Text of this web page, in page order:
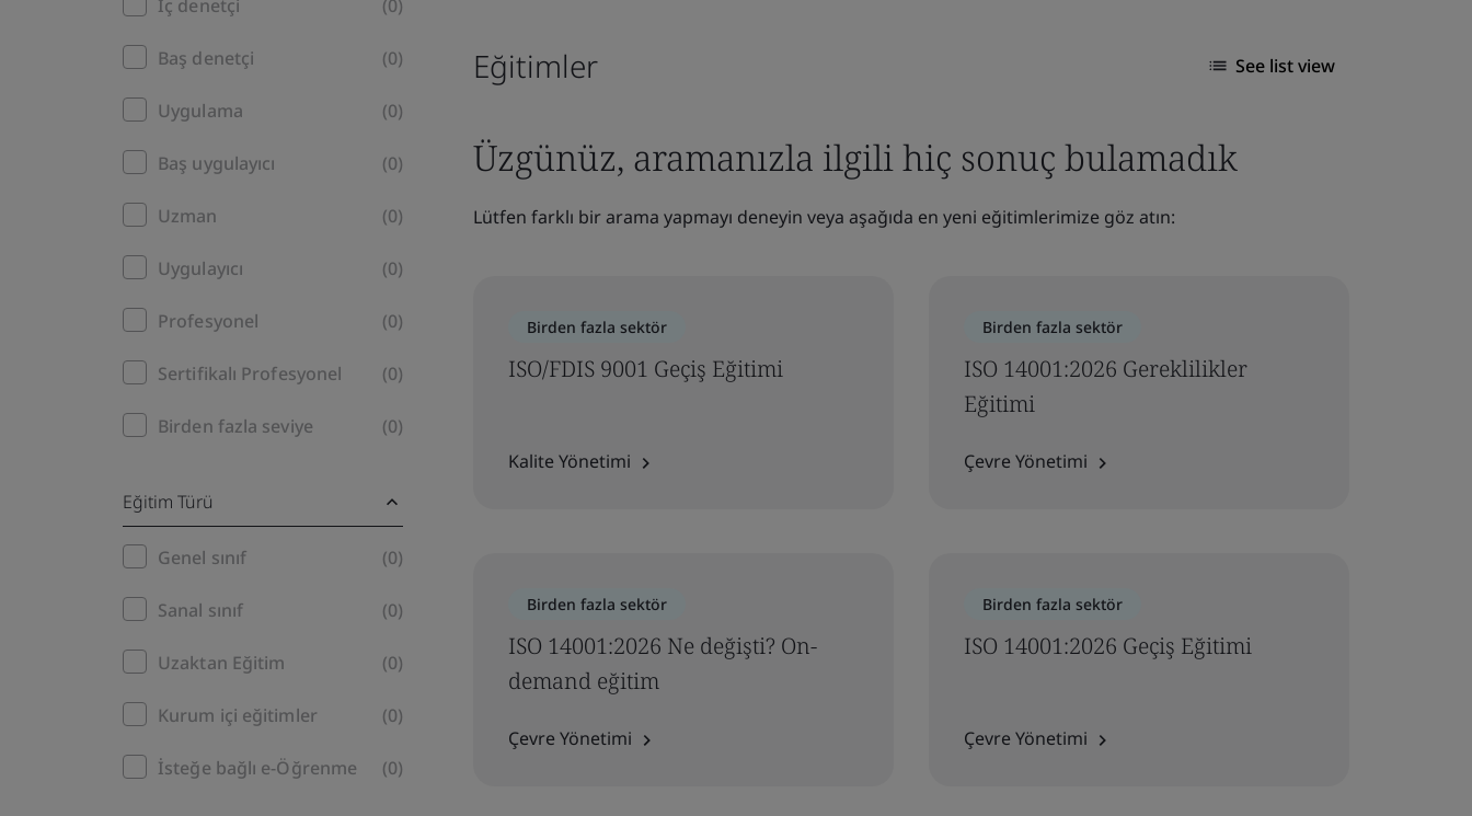
İç denetçi (0)
Baş denetçi (0)
Uygulama (0)
Baş uygulayıcı (0)
Uzman (0)
Uygulayıcı (0)
Profesyonel (0)
Sertifikalı Profesyonel (0)
Birden fazla seviye (0)
Eğitim Türü
Training
filter
Genel sınıf (0)
Sanal sınıf (0)
Uzaktan Eğitim (0)
Kurum içi eğitimler (0)
İsteğe bağlı e-Öğrenme (0)
Eğitimler See list view
Üzgünüz, aramanızla ilgili hiç sonuç bulamadık
Lütfen farklı bir arama yapmayı deneyin veya aşağıda en yeni eğitimlerimize göz atın:
Birden fazla sektör
ISO/FDIS 9001 Geçiş Eğitimi
Kalite Yönetimi
Birden fazla sektör
ISO 14001:2026 Gereklilikler
Eğitimi
Çevre Yönetimi
Birden fazla sektör
ISO 14001:2026 Ne değişti? On-
demand eğitim
Çevre Yönetimi
Birden fazla sektör
ISO 14001:2026 Geçiş Eğitimi
Çevre Yönetimi